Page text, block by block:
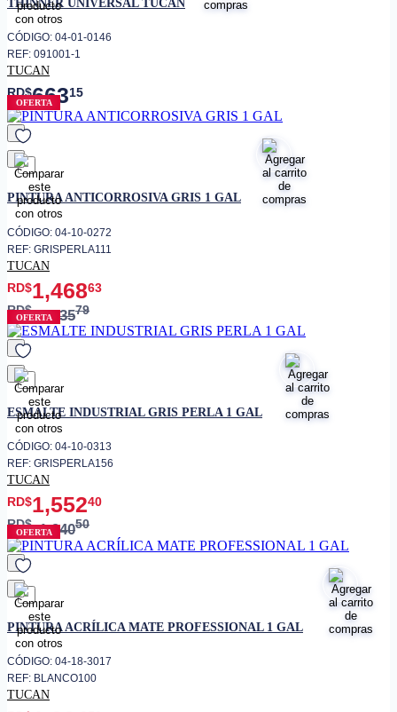
CÓDIGO: 04-01-0146
REF: 091001-1
TUCAN
RD$66315
OFERTA
favorito
PINTURA ANTICORROSIVA GRIS 1 GAL
CÓDIGO: 04-10-0272
REF: GRISPERLA111
TUCAN
RD$1,46863
RD$1,83579
OFERTA
favorito
ESMALTE INDUSTRIAL GRIS PERLA 1 GAL
CÓDIGO: 04-10-0313
REF: GRISPERLA156
TUCAN
RD$1,55240
RD$1,94050
OFERTA
favorito
PINTURA ACRÍLICA MATE PROFESSIONAL 1 GAL
CÓDIGO: 04-18-3017
REF: BLANCO100
TUCAN